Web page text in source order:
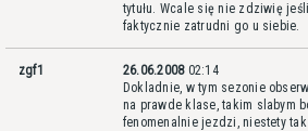
tytułu. Wcale się nie zdziwię
faktycznie zatrudni go u siebie.
zgf1 26.06.2008 02:14
Dokladnie, w tym sezonie
na prawde klase, takim slabym
fenomenalnie jezdzi, niestety